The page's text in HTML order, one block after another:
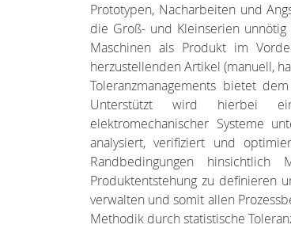
Prototypen, Nacharbeiten und
die Groß- und Kleinserien
Maschinen als Produkt im
herzustellenden Artikel (manuell,
Toleranzmanagements bietet
Unterstützt wird hierbei
elektromechanischer Systeme
analysiert, verifiziert und
Randbedingungen
Produktentstehung zu definieren
verwalten und somit allen
Methodik durch statistische